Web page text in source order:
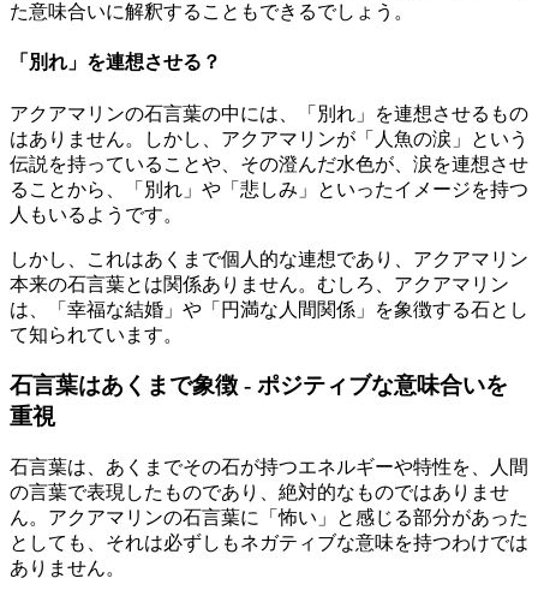
た意味合いに解釈することもできるでしょう。
「別れ」を連想させる？
アクアマリンの石言葉の中には、「別れ」を連想させるもの
はありません。しかし、アクアマリンが「人魚の涙」という
伝説を持っていることや、その澄んだ水色が、涙を連想させ
ることから、「別れ」や「悲しみ」といったイメージを持つ
人もいるようです。
しかし、これはあくまで個人的な連想であり、アクアマリン
本来の石言葉とは関係ありません。むしろ、アクアマリン
は、「幸福な結婚」や「円満な人間関係」を象徴する石とし
て知られています。
石言葉はあくまで象徴 - ポジティブな意味合いを
重視
石言葉は、あくまでその石が持つエネルギーや特性を、人間
の言葉で表現したものであり、絶対的なものではありませ
ん。アクアマリンの石言葉に「怖い」と感じる部分があった
としても、それは必ずしもネガティブな意味を持つわけでは
ありません。